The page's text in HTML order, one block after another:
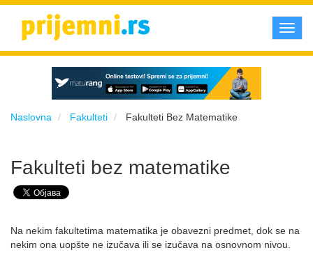
Naslovna Fakulteti Fakulteti Bez Matematike
Fakulteti bez matematike
Na nekim fakultetima matematika je obavezni predmet, dok se na
nekim ona uopšte ne izučava ili se izučava na osnovnom nivou.